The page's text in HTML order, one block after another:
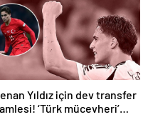
Yıldız için dev transfer
‘Türk mücevheri’